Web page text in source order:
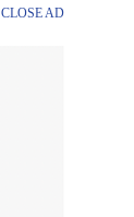
CLOSE AD